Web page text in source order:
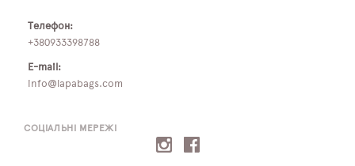
СОЦІАЛЬНІ МЕРЕЖІ
Телефон:
+380933398788
E-mail:
info@lapabags.com